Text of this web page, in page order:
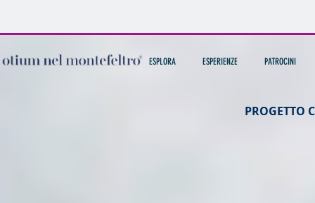
ESPLORA ESPERIENZE PATROCINI
PROGETTO